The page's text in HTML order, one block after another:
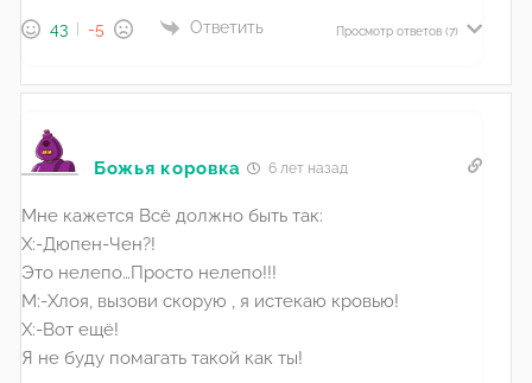
43 -5 Ответить Просмотр ответов (7)
Божья коровка 6 лет назад
Мне кажется Всё должно быть так:
Х:-Дюпен-Чен?!
Это нелепо…Просто нелепо!!!
М:-Хлоя, вызови скорую , я истекаю кровью!
Х:-Вот ещё!
Я не буду помагать такой как ты!